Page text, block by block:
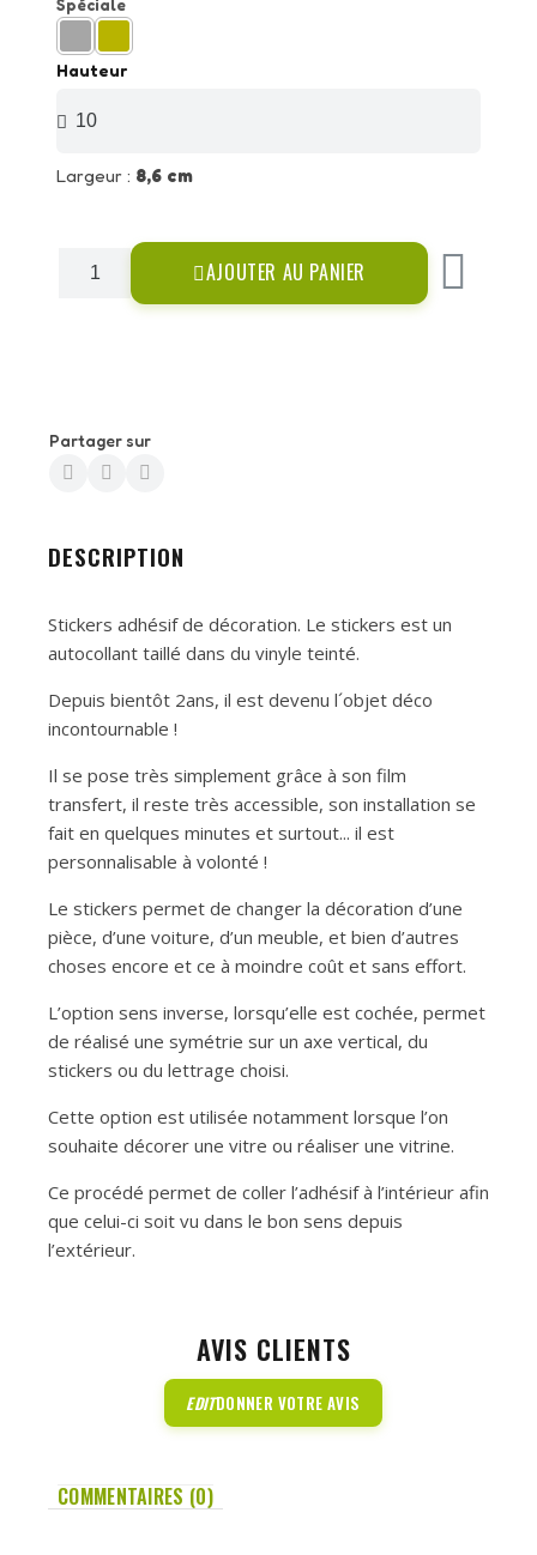
Spéciale
Hauteur
Largeur : 8,6 cm
AJOUTER AU PANIER
Partager sur
DESCRIPTION
Stickers adhésif de décoration. Le stickers est un
autocollant taillé dans du vinyle teinté.
Depuis bientôt 2ans, il est devenu l´objet déco
incontournable !
Il se pose très simplement grâce à son film
transfert, il reste très accessible, son installation se
fait en quelques minutes et surtout... il est
personnalisable à volonté !
Le stickers permet de changer la décoration d’une
pièce, d’une voiture, d’un meuble, et bien d’autres
choses encore et ce à moindre coût et sans effort.
L’option sens inverse, lorsqu’elle est cochée, permet
de réalisé une symétrie sur un axe vertical, du
stickers ou du lettrage choisi.
Cette option est utilisée notamment lorsque l’on
souhaite décorer une vitre ou réaliser une vitrine.
Ce procédé permet de coller l’adhésif à l’intérieur afin
que celui-ci soit vu dans le bon sens depuis
l’extérieur.
AVIS CLIENTS
EDITDONNER VOTRE AVIS
COMMENTAIRES (0)